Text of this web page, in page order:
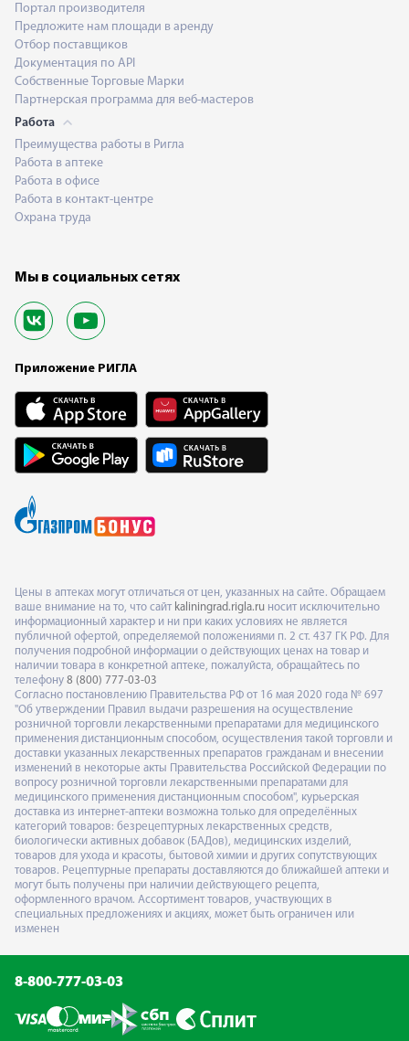
Портал производителя
Предложите нам площади в аренду
Отбор поставщиков
Документация по API
Собственные Торговые Марки
Партнерская программа для веб-мастеров
Работа
Преимущества работы в Ригла
Работа в аптеке
Работа в офисе
Работа в контакт-центре
Охрана труда
Мы в социальных сетях
Приложение РИГЛА
Цены в аптеках могут отличаться от цен, указанных на сайте. Обращаем
ваше внимание на то, что сайт kaliningrad.rigla.ru носит исключительно
информационный характер и ни при каких условиях не является
публичной офертой, определяемой положениями п. 2 ст. 437 ГК РФ. Для
получения подробной информации о действующих ценах на товар и
наличии товара в конкретной аптеке, пожалуйста, обращайтесь по
телефону 8 (800) 777-03-03
Согласно постановлению Правительства РФ от 16 мая 2020 года № 697
"Об утверждении Правил выдачи разрешения на осуществление
розничной торговли лекарственными препаратами для медицинского
применения дистанционным способом, осуществления такой торговли и
доставки указанных лекарственных препаратов гражданам и внесении
изменений в некоторые акты Правительства Российской Федерации по
вопросу розничной торговли лекарственными препаратами для
медицинского применения дистанционным способом", курьерская
доставка из интернет-аптеки возможна только для определённых
категорий товаров: безрецептурных лекарственных средств,
биологически активных добавок (БАДов), медицинских изделий,
товаров для ухода и красоты, бытовой химии и других сопутствующих
товаров. Рецептурные препараты доставляются до ближайшей аптеки и
могут быть получены при наличии действующего рецепта,
оформленного врачом. Ассортимент товаров, участвующих в
специальных предложениях и акциях, может быть ограничен или
изменен
8-800-777-03-03